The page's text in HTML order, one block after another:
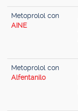
Metoprolol con
AINE
Metoprolol con
Alfentanilo